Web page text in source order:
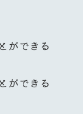
ができる
ができる